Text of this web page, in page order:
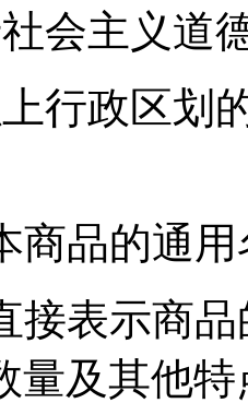
社会主义
上行政区
商品的通
接表示商
量及其他特